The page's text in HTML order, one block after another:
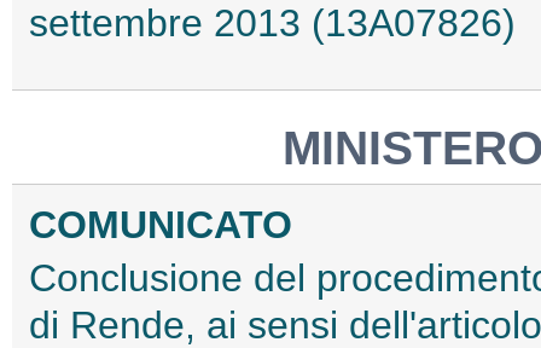
settembre 2013 (13A07826)
COMUNICATO
Conclusione del
di Rende, ai sensi